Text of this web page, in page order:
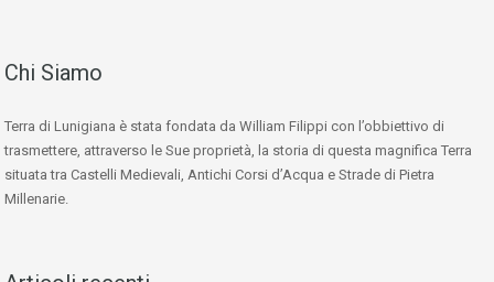
Chi Siamo
Terra di Lunigiana è stata fondata da William Filippi con l’obbiettivo di
trasmettere, attraverso le Sue proprietà, la storia di questa magnifica Terra
situata tra Castelli Medievali, Antichi Corsi d’Acqua e Strade di Pietra
Millenarie.